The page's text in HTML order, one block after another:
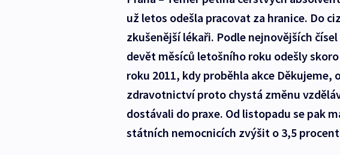
už letos odešla pracovat za hranice. Do
zkušenější lékaři. Podle nejnovějších
devět měsíců letošního roku odešly
roku 2011, kdy proběhla akce
zdravotnictví proto chystá změnu
dostávali do praxe. Od listopadu se pak
státních nemocnicích zvýšit o 3,5